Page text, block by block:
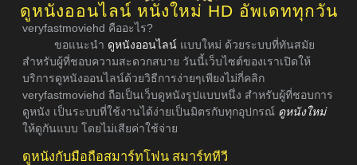
ดูหนังออนไลน์ หนังใหม่ HD อัพเดททุกวัน
veryfastmoviehd คืออะไร?
ขอแนะนำ ดูหนังออนไลน์ แบบใหม่ ด้วยระบบที่ทันสมัย
สำหรับผู้ที่ชอบความสะดวกสบาย วันนี้เว็บไซต์ของเราเปิดให้
บริการดูหนังออนไลน์ด้วยวิธีการง่ายๆเพียงไม่กี่คลิก
veryfastmoviehd ถือเป็นเว็บดูหนังรูปแบบหนึ่ง สำหรับผู้ที่ชอบการ
ดูหนัง เป็นระบบที่ใช้งานได้ง่ายเป็นมิตรกับทุกอุปกรณ์ ดูหนังใหม่
ให้ดูกันแบบ โดยไม่เสียค่าใช้จ่าย
ดูหนังกับมือถือสมาร์ทโฟน สมาร์ททีวี